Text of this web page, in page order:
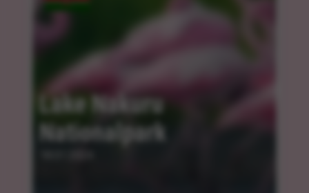
Lake Nakuru
Nationalpark